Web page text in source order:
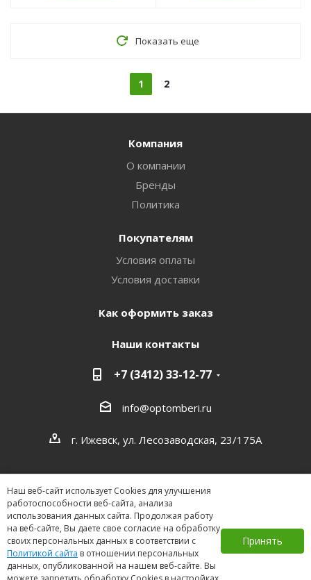
Показать еще
1 2
Наш веб-сайт использует Cookies для улучшения
работоспособности веб-сайта, анализа
использования данных сайта. Продолжая работу
на веб-сайте, Вы даете свое согласие на обработку
своих персональных данных в соответствии с
Политикой сайта в отношении персональных
данных, опубликованной на нашем веб-сайте. Вы
Принять
Компания
О компании
Бренды
Политика
Покупателям
Условия оплаты
Условия доставки
Как оформить заказ
Наши контакты
+7 (3412) 33-12-77
info@optomberi.ru
г. Ижевск, ул. Лесозаводская, 23/175А
2026 ©